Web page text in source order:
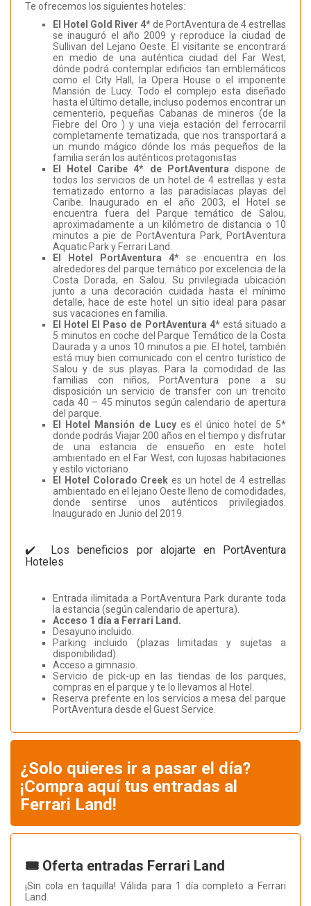
Te ofrecemos los siguientes hoteles:
El Hotel Gold River 4*de PortAventura de 4 estrellas
se inauguró el año 2009 y reproduce la ciudad de
Sullivan del Lejano Oeste. El visitante se encontrará
en medio de una auténtica ciudad del Far West,
dónde podrá contemplar edificios tan emblemáticos
como el City Hall, la Opera House o el imponente
Mansión de Lucy. Todo el complejo esta diseñado
hasta el último detalle, incluso podemos encontrar un
cementerio, pequeñas Cabanas de mineros (de la
Fiebre del Oro ) y una vieja estación del ferrocarril
completamente tematizada, que nos transportará a
un mundo mágico dónde los más pequeños de la
familia serán los auténticos protagonistas
El Hotel Caribe 4* de PortAventura dispone de
todos los servicios de un hotel de 4 estrellas y esta
tematizado entorno a las paradisíacas playas del
Caribe. Inaugurado en el año 2003, el Hotel se
encuentra fuera del Parque temático de Salou,
aproximadamente a un kilómetro de distancia o 10
minutos a pie de PortAventura Park, PortAventura
Aquatic Park y Ferrari Land.
El Hotel PortAventura 4* se encuentra en los
alrededores del parque temático por excelencia de la
Costa Dorada, en Salou. Su privilegiada ubicación
junto a una decoración cuidada hasta el mínimo
detalle, hace de este hotel un sitio ideal para pasar
sus vacaciones en familia.
El Hotel El Paso de PortAventura 4*está situado a
5 minutos en coche del Parque Temático de la Costa
Daurada y a unos 10 minutos a pie. El hotel, también
está muy bien comunicado con el centro turístico de
Salou y de sus playas. Para la comodidad de las
familias con niños, PortAventura pone a su
disposición un servicio de transfer con un trencito
cada 40 – 45 minutos según calendario de apertura
del parque.
El Hotel Mansión de Lucyes el único hotel de 5*
donde podrás Viajar 200 años en el tiempo y disfrutar
de una estancia de ensueño en este hotel
ambientado en el Far West, con lujosas habitaciones
y estilo victoriano.
El Hotel Colorado Creek es un hotel de 4 estrellas
ambientado en el lejano Oeste lleno de comodidades,
donde sentirse unos auténticos privilegiados.
Inaugurado en Junio del 2019.
✔️ Los beneficios por alojarte en PortAventura
Hoteles
Entrada ilimitada a PortAventura Park durante toda
la estancia (según calendario de apertura).
Acceso 1 día a Ferrari Land.
Desayuno incluido.
Parking incluido (plazas limitadas y sujetas a
disponibilidad).
Acceso a gimnasio.
Servicio de pick-up en las tiendas de los parques,
compras en el parque y te lo llevamos al Hotel.
Reserva prefente en los servicios a mesa del parque
PortAventura desde el Guest Service.
¿Solo quieres ir a pasar el día?
¡Compra aquí tus entradas al
Ferrari Land!
🎟️ Oferta entradas Ferrari Land
¡Sin cola en taquilla! Válida para 1 día completo a Ferrari
Land.